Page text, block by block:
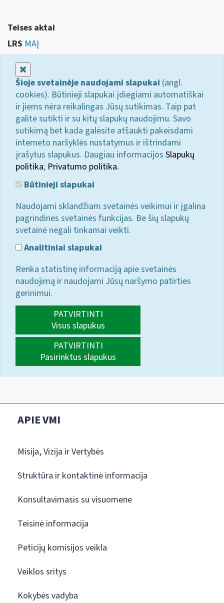
Teises aktai
LRS MAĮ
Šioje svetainėje naudojami slapukai (angl.
cookies). Būtinieji slapukai įdiegiami automatiškai
ir jiems nėra reikalingas Jūsų sutikimas. Taip pat
galite sutikti ir su kitų slapukų naudojimu. Savo
sutikimą bet kada galėsite atšaukti pakeisdami
interneto naršyklės nustatymus ir ištrindami
įrašytus slapukus. Daugiau informacijos Slapukų
politika; Privatumo politika.
Būtinieji slapukai
Naudojami sklandžiam svetainės veikimui ir įgalina
pagrindines svetainės funkcijas. Be šių slapukų
svetainė negali tinkamai veikti.
Analitiniai slapukai
Renka statistinę informaciją apie svetainės
naudojimą ir naudojami Jūsų naršymo patirties
gerinimui.
PATVIRTINTI
Visus slapukus
PATVIRTINTI
Pasirinktus slapukus
APIE VMI
Misija, Vizija ir Vertybės
Struktūra ir kontaktinė informacija
Konsultavimasis su visuomene
Teisinė informacija
Peticijų komisijos veikla
Veiklos sritys
Kokybės vadyba